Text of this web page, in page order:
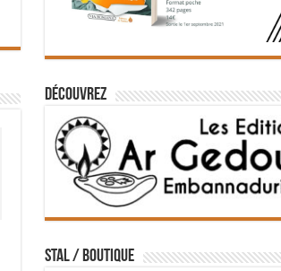
Découvrez
STAL / BOUTIQUE